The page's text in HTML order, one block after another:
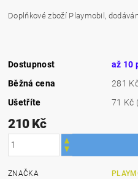
Doplňkové zboží Playmobil,
Dostupnost
až 10
Běžná cena
281
Ušetříte
71 Kč
210 Kč
ZNAČKA